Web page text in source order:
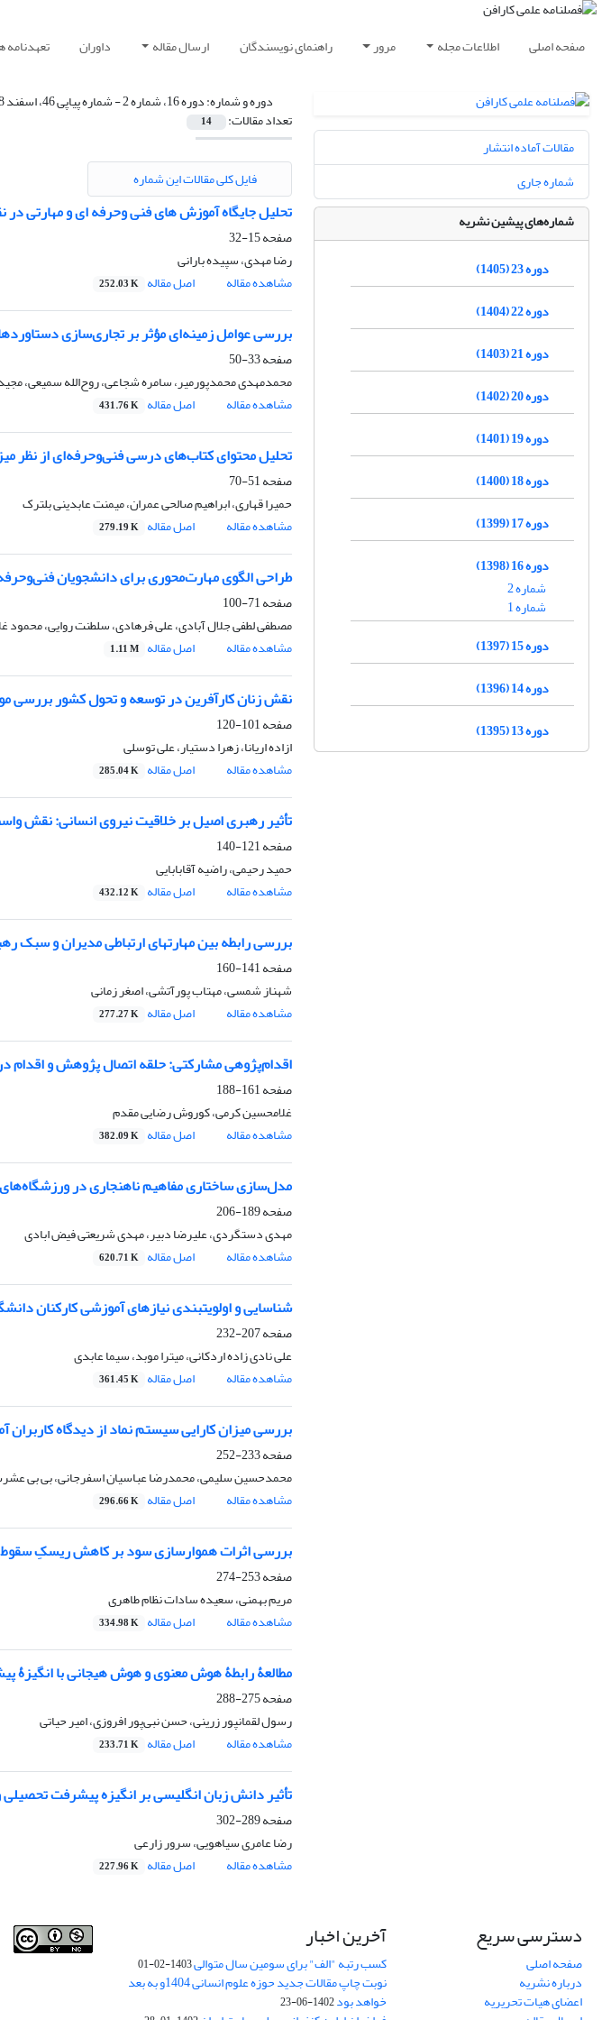
صفحه اصلی اطلاعات مجله مرور راهنمای نویسندگان ارسال مقاله داوران تعهدنامه
دوره و شماره:دوره 16، شماره 2 - شماره پیاپی 46، اسفند 1398، صفحه 1-322
تعداد مقالات: 14
فایل کلی مقالات این شماره
تحلیل جایگاه آموزش های فنی وحرفه ای و مهارتی
صفحه15-32
رضا مهدی، سپیده بارانی
مشاهده مقاله
اصل مقاله 252.03 K
بررسی عوامل زمینه‌ای مؤثر بر تجاری‌سازی
صفحه33-50
محمدمهدی محمدپورمیر، سامره شجاعی، روح‌الله سمیعی،
مشاهده مقاله
اصل مقاله 431.76 K
تحلیل محتوای کتاب‌های درسی فنی‌و‌حرفه‌ای از نظر
صفحه51-70
حمیرا قهاری، ابراهیم صالحی عمران، میمنت عابدینی بلترک
مشاهده مقاله
اصل مقاله 279.19 K
طراحی الگوی مهارت‌محوری برای دانشجویان
صفحه71-100
مصطفی لطفی جلال آبادی، علی فرهادی، سلطنت روایی، محمود
مشاهده مقاله
اصل مقاله 1.11 M
نقش زنان کارآفرین در توسعه و تحول کشور بررسی
صفحه101-120
ازاده اریانا، زهرا دستیار، علی توسلی
مشاهده مقاله
اصل مقاله 285.04 K
تأثیر رهبری اصیل بر خلاقیت نیروی انسانی: نقش
صفحه121-140
حمید رحیمی، راضیه آقابابایی
مشاهده مقاله
اصل مقاله 432.12 K
بررسی رابطه بین مهارت‎های ارتباطی مدیران و سبک رهبری با توانمندسازی منابع انسانی مطالعه موردی دانشکده فنی دکتر شریعتی
صفحه141-160
شهناز شمسی، مهتاب پورآتشی، اصغر زمانی
مشاهده مقاله
اصل مقاله 277.27 K
اقدام‌پژوهی مشارکتی: حلقه اتصال پژوهش و اقدام
صفحه161-188
غلامحسین کرمی، کوروش رضایی مقدم
مشاهده مقاله
اصل مقاله 382.09 K
مدل‌سازی ساختاری مفاهیم ناهنجاری در
صفحه189-206
مهدی دستگردی، علیرضا دبیر، مهدی شریعتی فیض ابادی
مشاهده مقاله
اصل مقاله 620.71 K
شناسایی و اولویت‏بندی نیازهای آموزشی کارکنان
صفحه207-232
علی نادی زاده اردکانی، میترا موبد، سیما عابدی
مشاهده مقاله
اصل مقاله 361.45 K
بررسی میزان کارایی سیستم نماد از دیدگاه
صفحه233-252
محمدحسین سلیمی، محمدرضا عباسیان اسفرجانی، بی بی
مشاهده مقاله
اصل مقاله 296.66 K
بررسی اثرات هموارسازی سود بر کاهش ریسکِ سقوط
صفحه253-274
مریم بهمنی، سعیده سادات نظام طاهری
مشاهده مقاله
اصل مقاله 334.98 K
مطالعۀ رابطۀ هوش معنوی و هوش هیجانی با انگیزۀ
صفحه275-288
رسول لقمانپور زرینی، حسن نبی‌پور افروزی، امیر حیاتی
مشاهده مقاله
اصل مقاله 233.71 K
تأثیر دانش زبان انگلیسی بر انگیزه پیشرفت
صفحه289-302
رضا عامری سیاهویی، سرور زارعی
مشاهده مقاله
اصل مقاله 227.96 K
مقالات آماده انتشار
شماره جاری
شماره‌های پیشین نشریه
دوره 23 (1405)
دوره 22 (1404)
دوره 21 (1403)
دوره 20 (1402)
دوره 19 (1401)
دوره 18 (1400)
دوره 17 (1399)
دوره 16 (1398)
شماره 2
شماره 1
دوره 15 (1397)
دوره 14 (1396)
دوره 13 (1395)
دسترسی سریع
صفحه اصلی
درباره نشریه
اعضای هیات تحریریه
آخرین اخبار
کسب رتبه "الف" برای سومین سال متوالی1403-02-01
نوبت چاپ مقالات جدید حوزه علوم انسانی 1404و به بعد
خواهد بود1402-06-23